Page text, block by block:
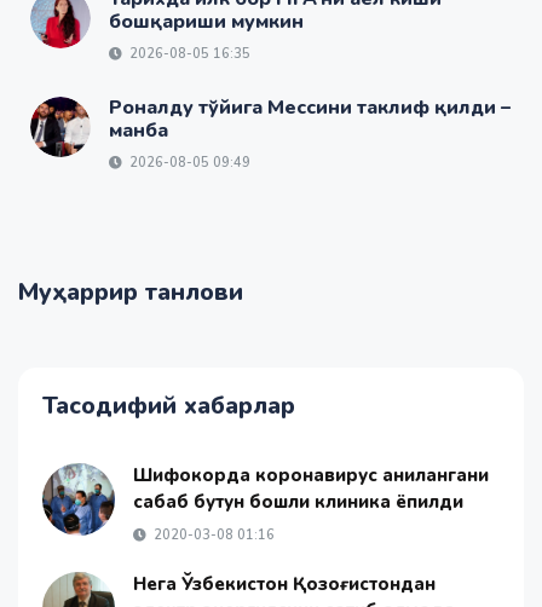
бошқариши мумкин
2026-08-05 16:35
Роналду тўйига Мессини таклиф қилди –
манба
2026-08-05 09:49
Муҳаррир танлови
Тасодифий хабарлар
Шифокорда коронавирус аниқлангани
сабаб бутун бошли клиника ёпилди
2020-03-08 01:16
Нега Ўзбекистон Қозоғистондан